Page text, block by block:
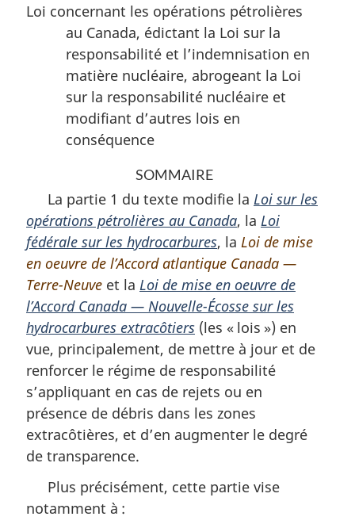
Loi concernant les opérations pétrolières
au Canada, édictant la Loi sur la
responsabilité et l’indemnisation en
matière nucléaire, abrogeant la Loi
sur la responsabilité nucléaire et
modifiant d’autres lois en
conséquence
SOMMAIRE
La partie 1 du texte modifie la Loi sur les
opérations pétrolières au Canada, la Loi
fédérale sur les hydrocarbures, la Loi de mise
en oeuvre de l’Accord atlantique Canada —
Terre-Neuve et la Loi de mise en oeuvre de
l’Accord Canada — Nouvelle-Écosse sur les
hydrocarbures extracôtiers (les « lois ») en
vue, principalement, de mettre à jour et de
renforcer le régime de responsabilité
s’appliquant en cas de rejets ou en
présence de débris dans les zones
extracôtières, et d’en augmenter le degré
de transparence.
Plus précisément, cette partie vise
notamment à :